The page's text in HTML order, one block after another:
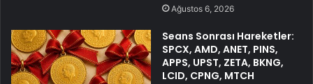
Ağustos 6, 2026
Seans Sonrası Hareketler:
SPCX, AMD, ANET, PINS,
APPS, UPST, ZETA, BKNG,
LCID, CPNG, MTCH